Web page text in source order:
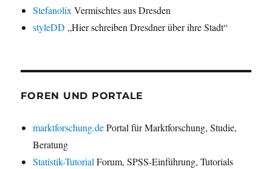
StefanolixVermischtes aus Dresden
styleDD „Hier schreiben Dresdner über ihre Stadt“
FOREN UND PORTALE
marktforschung.dePortal für Marktforschung, Studie,
Beratung
Statistik-TutorialForum, SPSS-Einführung, Tutorials